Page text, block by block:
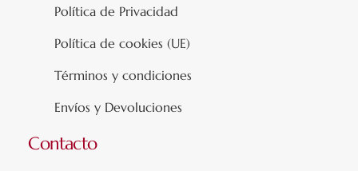
Política de Privacidad
Política de cookies (UE)
Términos y condiciones
Envíos y Devoluciones
Contacto